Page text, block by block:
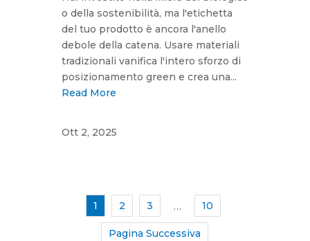
o della sostenibilità, ma l'etichetta
del tuo prodotto è ancora l'anello
debole della catena. Usare materiali
tradizionali vanifica l'intero sforzo di
posizionamento green e crea una...
Read More
Ott 2, 2025
1 2 3 … 10
Pagina Successiva